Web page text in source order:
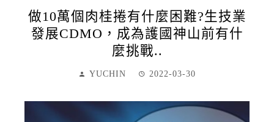
做10萬個肉桂捲有什麼困難?生技業
發展CDMO，成為護國神山前有什
麼挑戰..
YUCHIN 2022-03-30